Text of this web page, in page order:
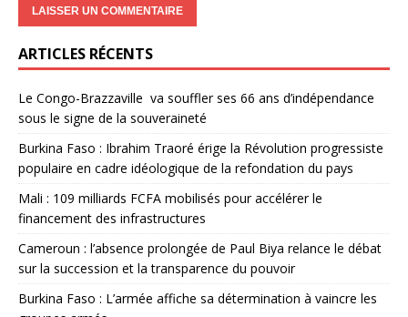
ARTICLES RÉCENTS
Le Congo-Brazzaville va souffler ses 66 ans d’indépendance
sous le signe de la souveraineté
Burkina Faso : Ibrahim Traoré érige la Révolution progressiste
populaire en cadre idéologique de la refondation du pays
Mali : 109 milliards FCFA mobilisés pour accélérer le
financement des infrastructures
Cameroun : l’absence prolongée de Paul Biya relance le débat
sur la succession et la transparence du pouvoir
Burkina Faso : L’armée affiche sa détermination à vaincre les